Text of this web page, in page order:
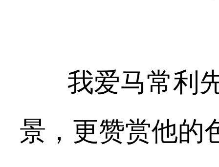
我爱马常利先
景，更赞赏他的